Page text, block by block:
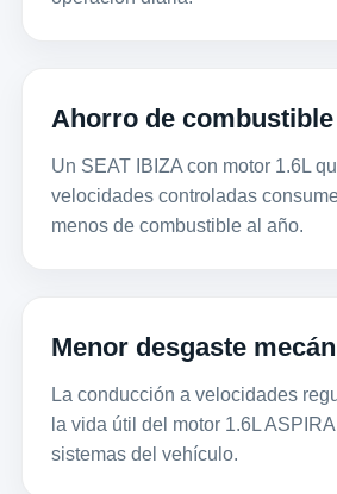
Ahorro de combustible
Un SEAT IBIZA con motor 1.6L
velocidades controladas
menos de combustible al año.
Menor desgaste
La conducción a velocidades
la vida útil del motor 1.6L
sistemas del vehículo.